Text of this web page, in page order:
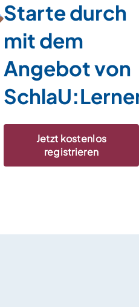
Starte durch
mit dem
Angebot von
Jetzt kostenlos
registrieren